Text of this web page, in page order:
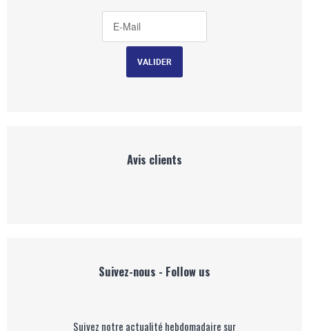
Avis clients
Suivez-nous - Follow us
Suivez notre actualité hebdomadaire sur